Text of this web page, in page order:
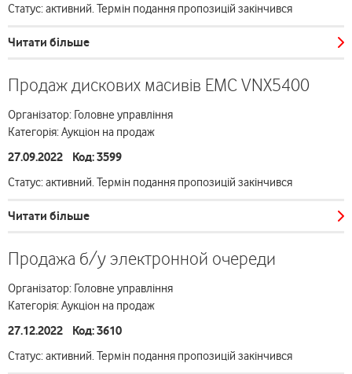
Статус: активний. Термін подання пропозицій закінчився
Читати більше
Продаж дискових масивів EMC VNX5400
Організатор: Головне управління
Категорія: Аукціон на продаж
27.09.2022 Код: 3599
Статус: активний. Термін подання пропозицій закінчився
Читати більше
Продажа б/у электронной очереди
Організатор: Головне управління
Категорія: Аукціон на продаж
27.12.2022 Код: 3610
Статус: активний. Термін подання пропозицій закінчився